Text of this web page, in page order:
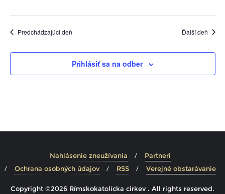
Predchádzajúci deň Ďalší deň
Prihlásiť sa na odber
Nahlásenie zneužívania
Partneri
Ochrana osobných údajov
RSS Verejné obstarávanie
Copyright ©2026 Rímskokatolícka cirkev . All rights reserved.